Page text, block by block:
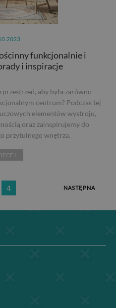
funkcjonalnie i
i inspiracje
przestrzeń, aby była zarówno
centrum? Podczas tej
elementów wystroju,
oraz zainspirujemy do
przytulnego wnętrza.
4 NASTĘPNA